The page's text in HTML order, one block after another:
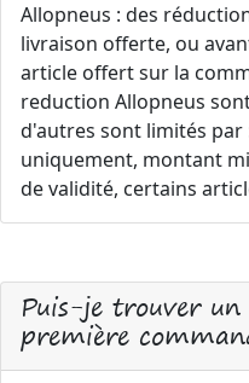
Allopneus : des
livraison offerte, ou
article offert sur la
reduction Allopneus
d'autres sont limités
uniquement, montant
de validité, certains
Puis-je trouver
première